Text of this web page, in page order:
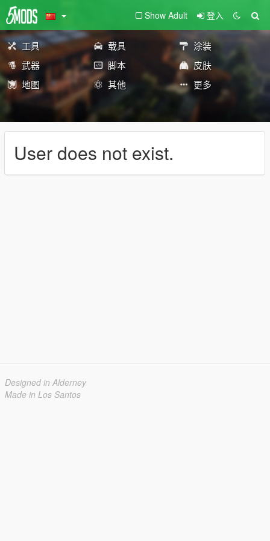
Show Adult 登入
工具 载具
涂装
武器
脚本
皮肤
地图
其他 更多
User does not exist.
Designed in Alderney
Made in Los Santos